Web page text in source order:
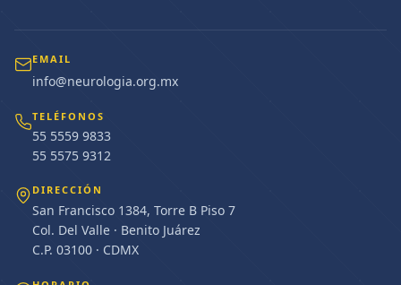
EMAIL
info@neurologia.org.mx
TELÉFONOS
55 5559 9833
55 5575 9312
DIRECCIÓN
San Francisco 1384, Torre B Piso 7
Col. Del Valle · Benito Juárez
C.P. 03100 · CDMX